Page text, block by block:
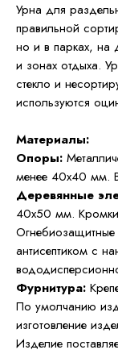
Урна для
правильной
но и в парках, на
и зонах отдыха.
стекло и
используются
Материалы:
Опоры:
менее 40х40 мм.
Деревянные
40х50 мм.
Огнебиозащитные
антисептиком с
Фурнитура:
По умолчанию
изготовление
Изделие